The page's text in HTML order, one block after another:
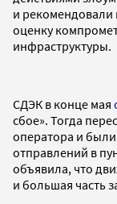
и
оценку
инфраструктуры.
СДЭК в конце мая
сбое». Тогда
оператора и
отправлений в
объявила, что
и большая часть